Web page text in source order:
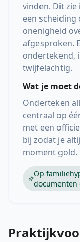
vinden. Dit zie
een
onenigheid
afgesproken.
ondertekend,
twijfelachtig.
Wat je moet
Onderteken
centraal op
met een
bij zodat je
moment gold.
Op
documenten